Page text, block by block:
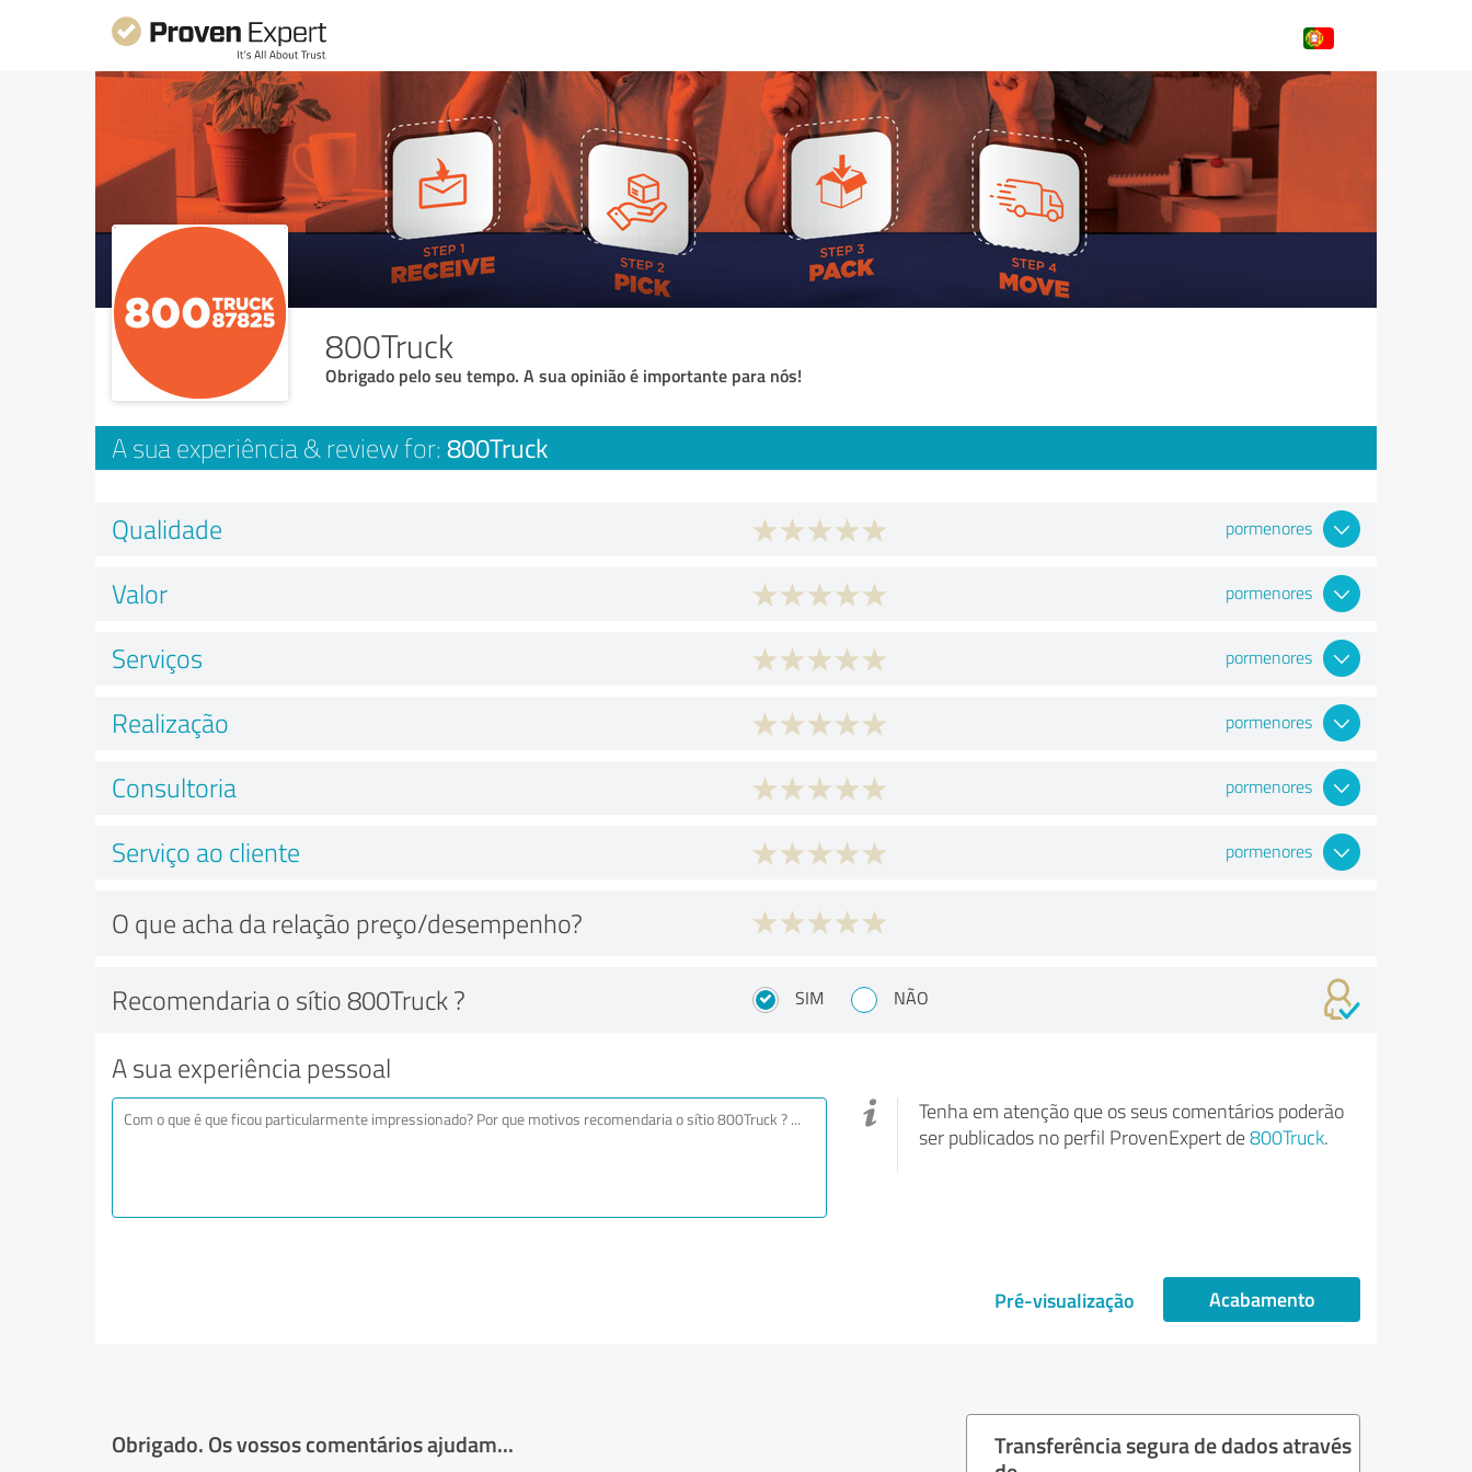
800Truck
Obrigado pelo seu tempo. A sua opinião é importante para nós!
A sua experiência & review for: 800Truck
Qualidade pormenores
Valor pormenores
Serviços pormenores
Realização pormenores
Consultoria pormenores
Serviço ao cliente pormenores
O que acha da relação preço/desempenho?
Recomendaria o sítio 800Truck ? SIM NÃO
A sua experiência pessoal
Tenha em atenção que os seus comentários poderão
ser publicados no perfil ProvenExpert de800Truck.
Pré-visualização Acabamento
Obrigado. Os vossos comentários ajudam...
Transferência segura de dados através